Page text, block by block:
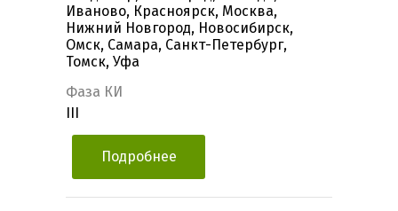
Иваново, Красноярск, Москва,
Нижний Новгород, Новосибирск,
Омск, Самара, Санкт-Петербург,
Томск, Уфа
Фаза КИ
Подробнее